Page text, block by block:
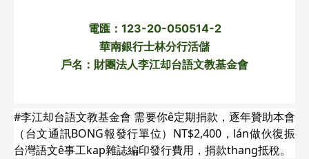
電匯：123-20-050514-2
華南銀行士林分行活儲
戶名：財團法人李江却台語文教基金會
#李江却台語文教基金會 需要你ê定期捐款，逐年贊助本會
（台文通訊BONG報發行單位）NT$2,400，lán做伙復振
台灣語文ê事工kap雜誌編印發行費用，捐款thang抵稅。